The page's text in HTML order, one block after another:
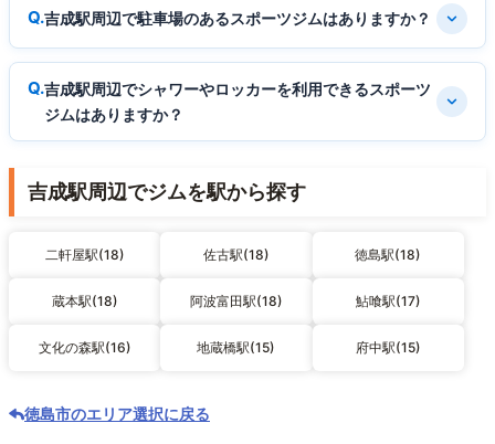
吉成駅周辺で駐車場のあるスポーツジムはありますか？
吉成駅周辺でシャワーやロッカーを利用できるスポーツ
ジムはありますか？
吉成駅周辺でジムを駅から探す
二軒屋駅(18) 佐古駅(18) 徳島駅(18)
蔵本駅(18) 阿波富田駅(18) 鮎喰駅(17)
文化の森駅(16) 地蔵橋駅(15) 府中駅(15)
徳島市のエリア選択に戻る